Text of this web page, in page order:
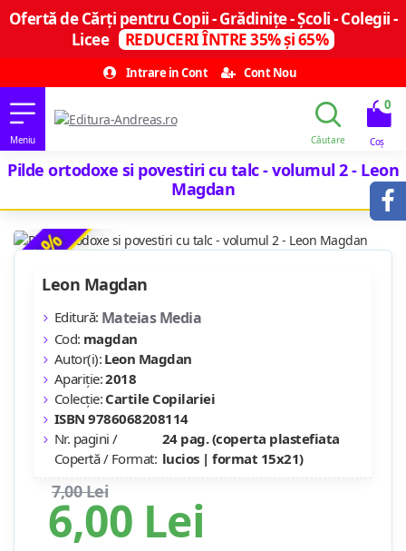
Ofertă de Cărți pentru Copii - Grădinițe - Școli - Colegii -
Licee
REDUCERI ÎNTRE 35% și 65%
Intrare in Cont
Cont Nou
0
Pilde ortodoxe si povestiri cu talc - volumul 2 - Leon
Magdan
-14 %
6,00 Lei
7,00 Lei
Leon Magdan
Editură: Mateias Media
Cod: magdan
Autor(i): Leon Magdan
Apariție:2018
Colecție: Cartile Copilariei
ISBN 9786068208114
Nr. pagini /
Copertă / Format:
24 pag. (coperta plastefiata
lucios | format 15x21)